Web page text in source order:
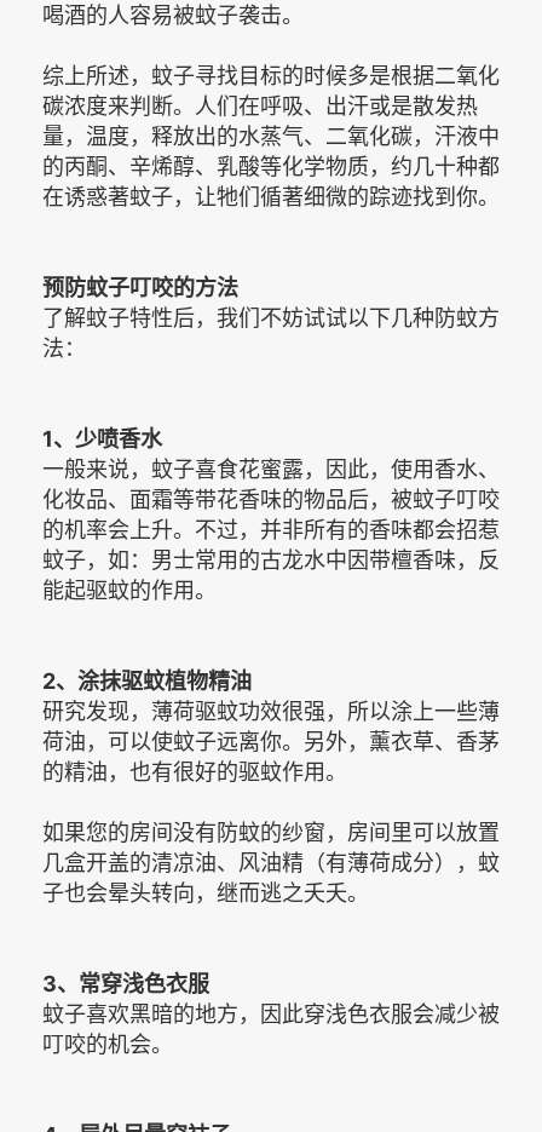
喝酒的人容易被蚊子袭击。
综上所述，蚊子寻找目标的时候多是根据二氧化
碳浓度来判断。人们在呼吸、出汗或是散发热
量，温度，释放出的水蒸气、二氧化碳，汗液中
的丙酮、辛烯醇、乳酸等化学物质，约几十种都
在诱惑著蚊子，让牠们循著细微的踪迹找到你。
预防蚊子叮咬的方法
了解蚊子特性后，我们不妨试试以下几种防蚊方
法：
1、少喷香水
一般来说，蚊子喜食花蜜露，因此，使用香水、
化妆品、面霜等带花香味的物品后，被蚊子叮咬
的机率会上升。不过，并非所有的香味都会招惹
蚊子，如：男士常用的古龙水中因带檀香味，反
能起驱蚊的作用。
2、涂抹驱蚊植物精油
研究发现，薄荷驱蚊功效很强，所以涂上一些薄
荷油，可以使蚊子远离你。另外，薰衣草、香茅
的精油，也有很好的驱蚊作用。
如果您的房间没有防蚊的纱窗，房间里可以放置
几盒开盖的清凉油、风油精（有薄荷成分），蚊
子也会晕头转向，继而逃之夭夭。
3、常穿浅色衣服
蚊子喜欢黑暗的地方，因此穿浅色衣服会减少被
叮咬的机会。